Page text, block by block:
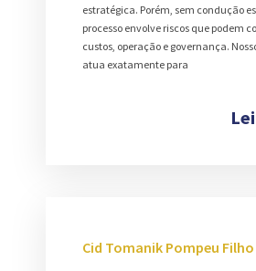
estratégica. Porém, sem condução
processo envolve riscos que podem
custos, operação e governança.
atua exatamente para
Cid Tomanik Pompeu Filho